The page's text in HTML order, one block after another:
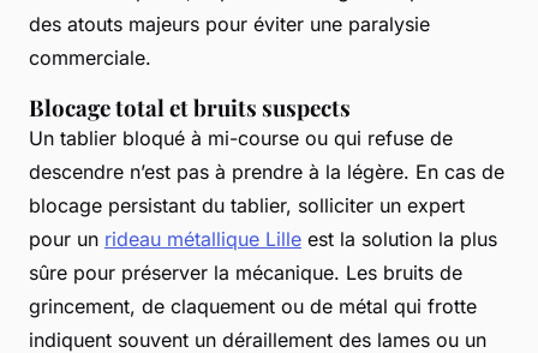
des atouts majeurs pour éviter une paralysie
commerciale.
Blocage total et bruits suspects
Un tablier bloqué à mi-course ou qui refuse de
descendre n’est pas à prendre à la légère. En cas de
blocage persistant du tablier, solliciter un expert
pour un rideau métallique Lille est la solution la plus
sûre pour préserver la mécanique. Les bruits de
grincement, de claquement ou de métal qui frotte
indiquent souvent un déraillement des lames ou un